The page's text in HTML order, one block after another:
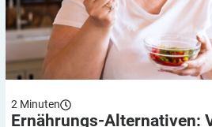
2 Minuten
Ernährungs-Alternativen: